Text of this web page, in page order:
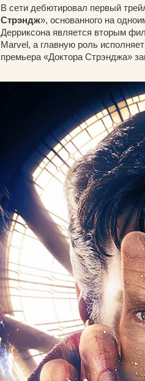
В сети дебютировал первый
Стрэндж», основанного на
Дерриксона является вторым
Marvel, а главную роль
премьера «Доктора Стрэнджа»